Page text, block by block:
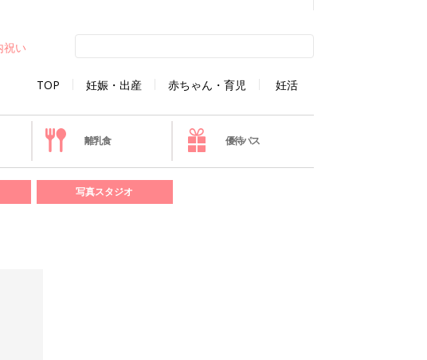
TOP 妊娠・出産 赤ちゃん・育児 妊活
祝い
離乳食 優待パス
写真スタジオ